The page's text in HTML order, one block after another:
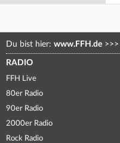
Du bist hier: www.FFH.de >>>
RADIO
FFH Live
80er Radio
90er Radio
2000er Radio
Rock Radio